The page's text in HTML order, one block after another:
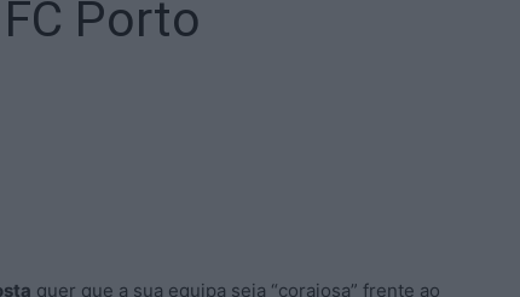
Porto
quer que a sua equipa seja “corajosa” frente ao